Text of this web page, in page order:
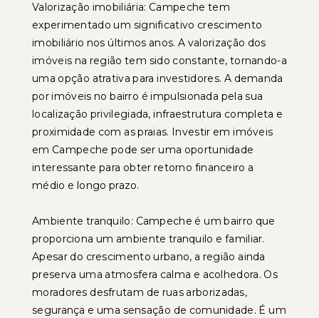
Valorização imobiliária: Campeche tem
experimentado um significativo crescimento
imobiliário nos últimos anos. A valorização dos
imóveis na região tem sido constante, tornando-a
uma opção atrativa para investidores. A demanda
por imóveis no bairro é impulsionada pela sua
localização privilegiada, infraestrutura completa e
proximidade com as praias. Investir em imóveis
em Campeche pode ser uma oportunidade
interessante para obter retorno financeiro a
médio e longo prazo.
Ambiente tranquilo: Campeche é um bairro que
proporciona um ambiente tranquilo e familiar.
Apesar do crescimento urbano, a região ainda
preserva uma atmosfera calma e acolhedora. Os
moradores desfrutam de ruas arborizadas,
segurança e uma sensação de comunidade. É um